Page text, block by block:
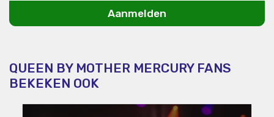
Aanmelden
QUEEN BY MOTHER MERCURY FANS
BEKEKEN OOK